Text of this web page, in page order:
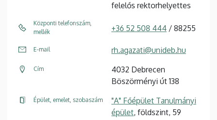
felelős rektorhelyettes
Központi telefonszám,
mellék
+36 52 508 444 / 88255
E-mail rh.agazati@unideb.hu
Cím
4032 Debrecen
Böszörményi út 138
Épület, emelet, szobaszám
"A" Főépület Tanulmányi
épület, földszint, 59